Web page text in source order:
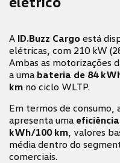
A ID.Buzz Cargo está
elétricas, com 210 kW
Ambas as motorizações
a uma bateria de 84
km no ciclo WLTP.
Em termos de consumo,
apresenta uma
kWh/100 km , valores
média dentro do
comerciais.